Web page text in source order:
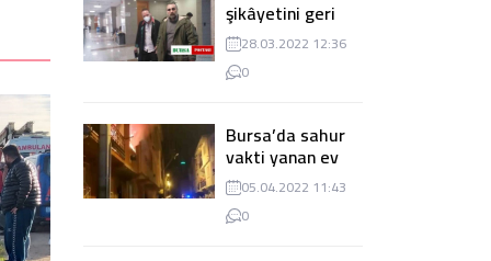
şikâyetini geri
çekti, dava
düşürüldü
28.03.2022 12:36
0
Bursa’da sahur
vakti yanan ev
panik
yaşanmasına
sebep oldu
05.04.2022 11:43
0